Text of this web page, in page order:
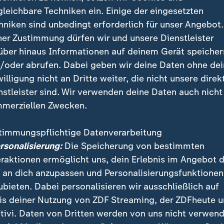
unter ihnen zahlreicheHollywood-Stars und
Menschen weiter
Ausbruch der Brände gelten noch immer
Menschen. Dennoch begann mancherorts wieder
Kinder öffneten die Schulen wieder ihre Türen -
und solche in Evakuierungszonen weiter
Los Angeles Lakers, dem beliebten Basketballteam
fand am Montagabend statt.
The Weeknd sagte wegen der
ab und verschob die Veröffentlichung seines
Techniken ein. Einige der eingesetzten
sind unbedingt erforderlich für unser
Zustimmung dürfen wir und unsere Dienstleister
hinaus Informationen auf deinem Gerät
oder abrufen. Dabei geben wir deine Daten ohne
nicht an Dritte weiter, die nicht unsere
sind. Wir verwenden deine Daten auch nicht
Zwecken.
Datenverarbeitung
Die Speicherung von bestimmten
ermöglicht uns, dein Erlebnis im Angebot
an dich anzupassen und Personalisierungsfunktionen
Dabei personalisieren wir ausschließlich auf
deiner Nutzung von ZDF Streaming, der ZDFheute
Daten von Dritten werden von uns nicht